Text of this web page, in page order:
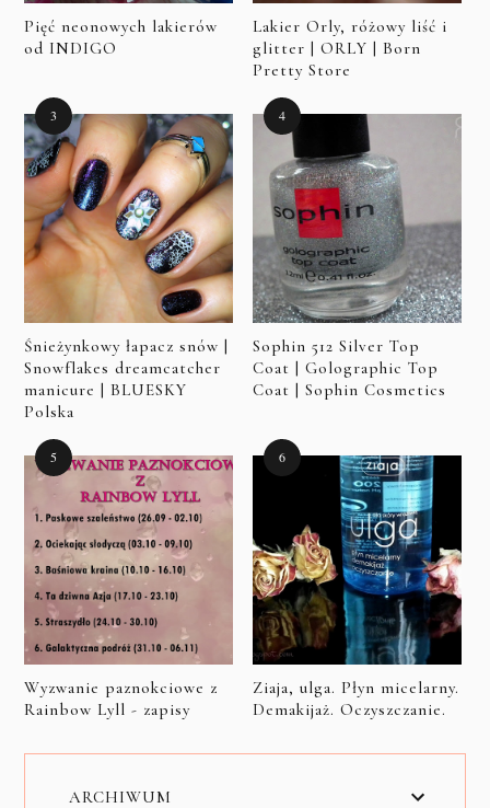
Pięć neonowych lakierów
od INDIGO
Lakier Orly, różowy liść i
glitter | ORLY | Born
Pretty Store
Śnieżynkowy łapacz snów |
Snowflakes dreamcatcher
manicure | BLUESKY
Polska
Sophin 512 Silver Top
Coat | Golographic Top
Coat | Sophin Cosmetics
Wyzwanie paznokciowe z
Rainbow Lyll - zapisy
Ziaja, ulga. Płyn micelarny.
Demakijaż. Oczyszczanie.
ARCHIWUM